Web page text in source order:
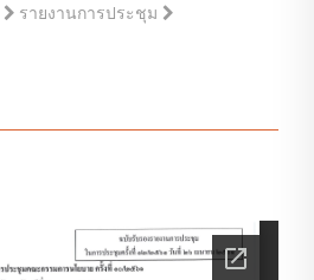
รายงานการประชุม